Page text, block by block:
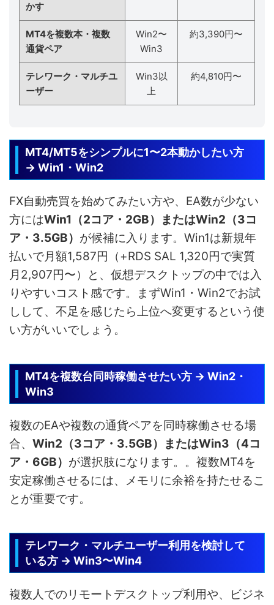
かす
MT4を複数本・複数
通貨ペア
Win2〜
Win3
約3,390円〜
テレワーク・マルチユ
ーザー
Win3以
上
約4,810円〜
MT4/MT5をシンプルに1〜2本動かしたい方
→ Win1・Win2
FX自動売買を始めてみたい方や、EA数が少ない
方にはWin1（2コア・2GB）またはWin2（3コ
ア・3.5GB） が候補に入ります。Win1は新規年
払いで月額1,587円（+RDS SAL 1,320円で実質
月2,907円〜）と、仮想デスクトップの中では入
りやすいコスト感です。まずWin1・Win2でお試
しして、不足を感じたら上位へ変更するという使
い方がいいでしょう。
MT4を複数台同時稼働させたい方 → Win2・
Win3
複数のEAや複数の通貨ペアを同時稼働させる場
合、 Win2（3コア・3.5GB）またはWin3（4コ
ア・6GB） が選択肢になります。。複数MT4を
安定稼働させるには、メモリに余裕を持たせるこ
とが重要です。
テレワーク・マルチユーザー利用を検討して
いる方 → Win3〜Win4
複数人でのリモートデスクトップ利用や、ビジネ